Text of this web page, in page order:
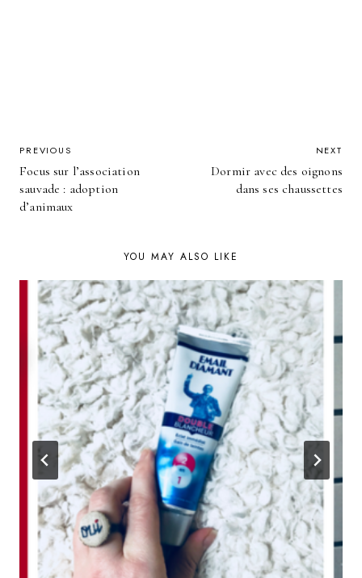
POST
NAVIGATION
PREVIOUS
Focus sur l’association
sauvade : adoption
d’animaux
NEXT
Dormir avec des oignons
dans ses chaussettes
YOU MAY ALSO LIKE